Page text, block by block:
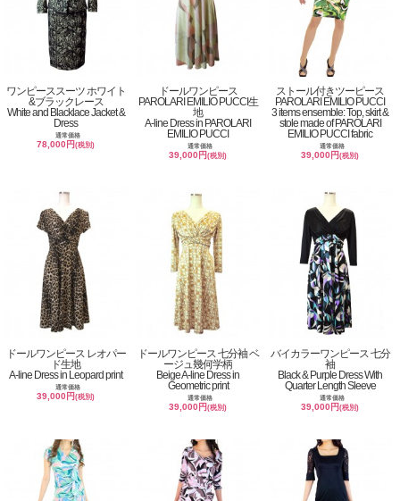
ワンピーススーツ ホワイト
&ブラックレース
White and Blacklace Jacket &
Dress
通常価格
78,000円(税別)
ドールワンピース
PAROLARI EMILIO PUCCI生
地
A-line Dress in PAROLARI
EMILIO PUCCI
通常価格
39,000円(税別)
ストール付きツーピース
PAROLARI EMILIO PUCCI
3 items ensemble: Top, skirt &
stole made of PAROLARI
EMILIO PUCCI fabric
通常価格
39,000円(税別)
ドールワンピース レオパー
ド生地
A-line Dress in Leopard print
通常価格
39,000円(税別)
ドールワンピース 七分袖 ベ
ージュ幾何学柄
Beige A-line Dress in
Geometric print
通常価格
39,000円(税別)
バイカラーワンピース 七分
袖
Black & Purple Dress With
Quarter Length Sleeve
通常価格
39,000円(税別)